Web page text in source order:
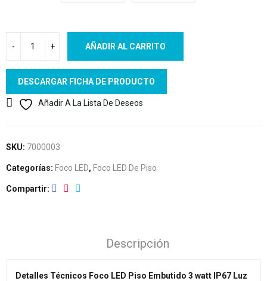
AÑADIR AL CARRITO
DESCARGAR FICHA DE PRODUCTO
Añadir A La Lista De Deseos
SKU: 7000003
Categorías: Foco LED, Foco LED De Piso
Compartir
Descripción
Detalles Técnicos Foco LED Piso Embutido 3 watt IP67 Luz